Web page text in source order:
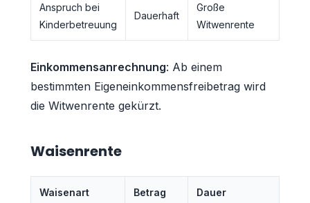
Anspruch bei
Kinderbetreuung
Dauerhaft
Große
Witwenrente
Einkommensanrechnung: Ab einem
bestimmten Eigeneinkommensfreibetrag wird
die Witwenrente gekürzt.
Waisenrente
Waisenart Betrag Dauer